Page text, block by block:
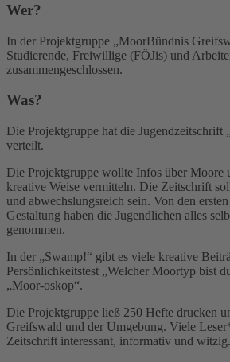
Wer?
In der Projektgruppe „MoorBündnis
Studierende, Freiwillige (FÖJis) und
zusammengeschlossen.
Was?
Die Projektgruppe hat die Jugendzeitschrift
verteilt.
Die Projektgruppe wollte Infos über Moore
kreative Weise vermitteln. Die Zeitschrift
und abwechslungsreich sein. Von den
Gestaltung haben die Jugendlichen alles
genommen.
In der „Swamp!“ gibt es viele kreative
Persönlichkeitstest „Welcher Moortyp bist
„Moor-oskop“.
Die Projektgruppe ließ 250 Hefte drucken
Greifswald und der Umgebung. Viele
Zeitschrift interessant, informativ und witzig.